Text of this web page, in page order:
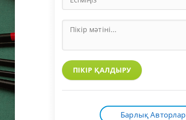
ПІКІР ҚАЛДЫРУ
Барлық Авторлар